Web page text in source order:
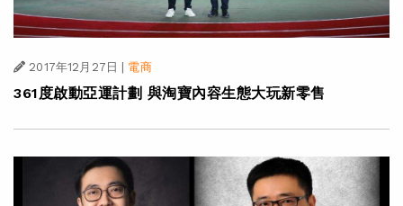
2017年12月27日 電商
361度啟動亞運計劃 與淘寶內容生態大玩新零售